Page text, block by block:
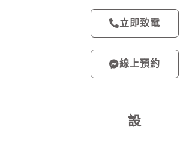
立即致電
線上預約
設